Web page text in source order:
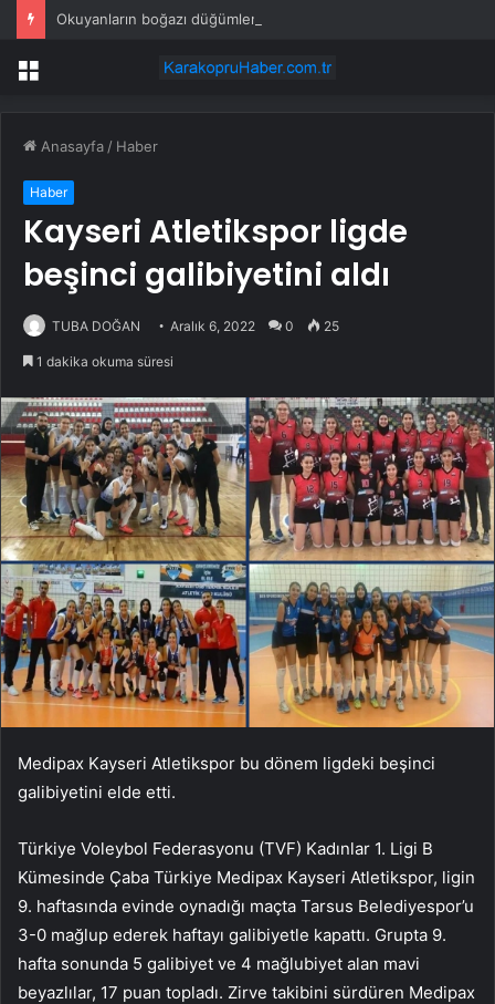
Menü
Anasayfa / Haber
Haber
Kayseri Atletikspor ligde
beşinci galibiyetini aldı
TUBA DOĞAN Aralık 6, 2022 0 25
1 dakika okuma süresi
Medipax Kayseri Atletikspor bu dönem ligdeki beşinci
galibiyetini elde etti.
Türkiye Voleybol Federasyonu (TVF) Kadınlar 1. Ligi B
Kümesinde Çaba Türkiye Medipax Kayseri Atletikspor, ligin
9. haftasında evinde oynadığı maçta Tarsus Belediyespor’u
3-0 mağlup ederek haftayı galibiyetle kapattı. Grupta 9.
hafta sonunda 5 galibiyet ve 4 mağlubiyet alan mavi
beyazlılar, 17 puan topladı. Zirve takibini sürdüren Medipax